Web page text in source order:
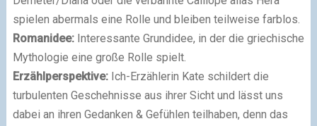
spielen abermals eine Rolle und bleiben teilweise farblos.
Romanidee:Interessante Grundidee, in der die griechische
Mythologie eine große Rolle spielt.
Erzählperspektive:Ich-Erzählerin Kate schildert die
turbulenten Geschehnisse aus ihrer Sicht und lässt uns
dabei an ihren Gedanken & Gefühlen teilhaben, denn das